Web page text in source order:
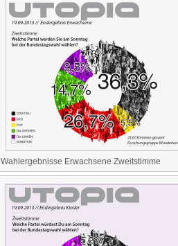
Wahlergebnisse Erwachsene Zweitstimme